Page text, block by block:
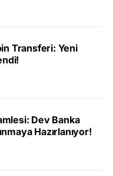
Transferi: Yeni
Dev Banka
Hazırlanıyor!